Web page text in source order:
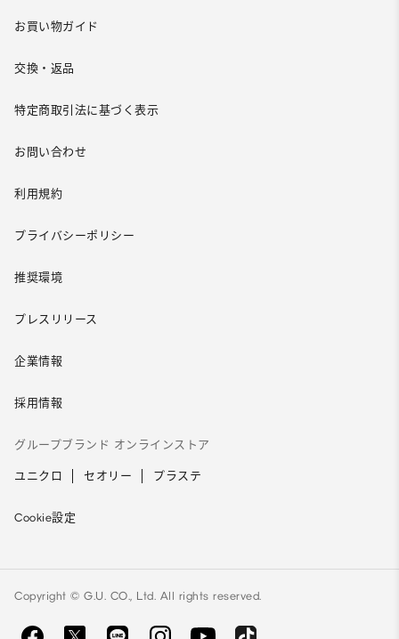
お買い物ガイド
交換・返品
特定商取引法に基づく表示
お問い合わせ
利用規約
プライバシーポリシー
推奨環境
プレスリリース
企業情報
採用情報
グループブランド オンラインストア
ユニクロ セオリー プラステ
Cookie設定
Copyright © G.U. CO., Ltd. All rights reserved.